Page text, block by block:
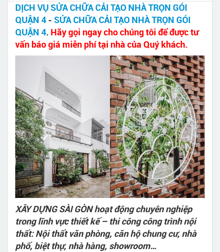
DỊCH VỤ SỬA CHỮA CẢI TẠO NHÀ TRỌN GÓI
QUẬN 4 - SỬA CHỮA CẢI TẠO NHÀ TRỌN GÓI
QUẬN 4. Hãy gọi ngay cho chúng tôi để được tư
vấn báo giá miễn phí tại nhà của Quý khách.
XÂY DỰNG SÀI GÒN hoạt động chuyên nghiệp
trong lĩnh vực thiết kế – thi công công trình nội
thất: Nội thất văn phòng, căn hộ chung cư, nhà
phố, biệt thự, nhà hàng, showroom…